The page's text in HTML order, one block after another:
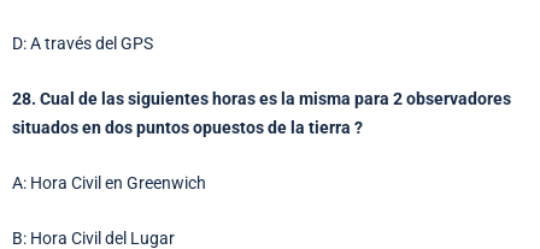
D: A través del GPS
28. Cual de las siguientes horas es la misma para 2 observadores
situados en dos puntos opuestos de la tierra ?
A: Hora Civil en Greenwich
B: Hora Civil del Lugar